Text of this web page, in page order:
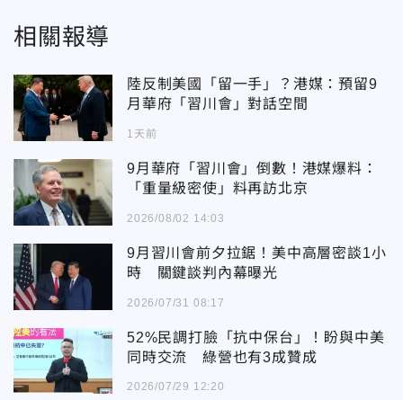
相關報導
陸反制美國「留一手」？港媒：預留9
月華府「習川會」對話空間
1天前
9月華府「習川會」倒數！港媒爆料：
「重量級密使」料再訪北京
2026/08/02 14:03
9月習川會前夕拉鋸！美中高層密談1小
時 關鍵談判內幕曝光
2026/07/31 08:17
52%民調打臉「抗中保台」！盼與中美
同時交流 綠營也有3成贊成
2026/07/29 12:20